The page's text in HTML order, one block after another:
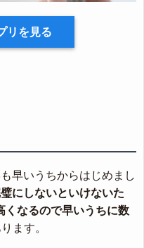
リを見る
早いうちからはじめまし
にしないといけないた
くなるので早いうちに数
ます。